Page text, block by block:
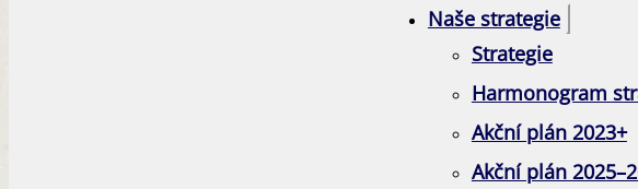
Naše strategie
Strategie
Harmonogram
Akční plán 2023+
Akční plán